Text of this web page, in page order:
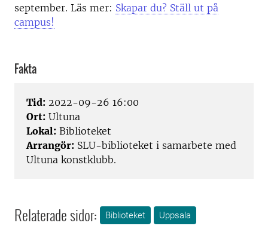
september. Läs mer: Skapar du? Ställ ut på
campus!
Fakta
Tid: 2022-09-26 16:00
Ort: Ultuna
Lokal: Biblioteket
Arrangör: SLU-biblioteket i samarbete med
Ultuna konstklubb.
Relaterade sidor: Biblioteket Uppsala